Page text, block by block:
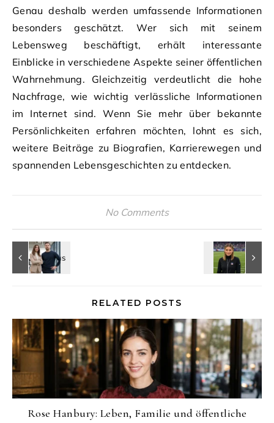
Genau deshalb werden umfassende Informationen
besonders geschätzt. Wer sich mit seinem
Lebensweg beschäftigt, erhält interessante
Einblicke in verschiedene Aspekte seiner öffentlichen
Wahrnehmung. Gleichzeitig verdeutlicht die hohe
Nachfrage, wie wichtig verlässliche Informationen
im Internet sind. Wenn Sie mehr über bekannte
Persönlichkeiten erfahren möchten, lohnt es sich,
weitere Beiträge zu Biografien, Karrierewegen und
spannenden Lebensgeschichten zu entdecken.
No Comments
RELATED POSTS
Rose Hanbury: Leben, Familie und öffentliche